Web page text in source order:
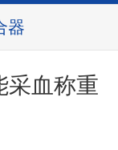
器
采血称重